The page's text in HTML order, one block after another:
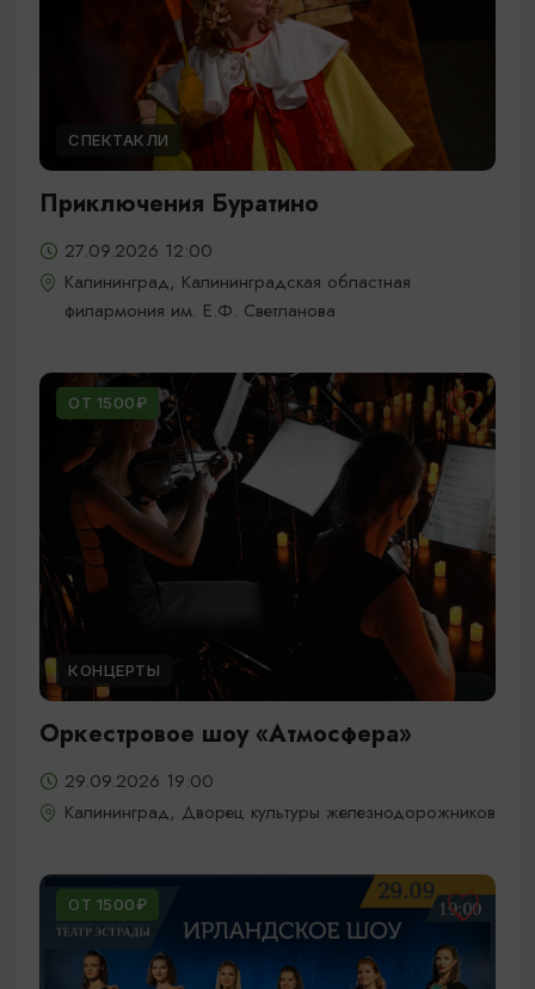
СПЕКТАКЛИ
Приключения Буратино
27.09.2026 12:00
Калининград, Калининградская областная
филармония им. Е.Ф. Светланова
ОТ 1500₽
КОНЦЕРТЫ
Оркестровое шоу «Атмосфера»
29.09.2026 19:00
Калининград, Дворец культуры железнодорожников
ОТ 1500₽